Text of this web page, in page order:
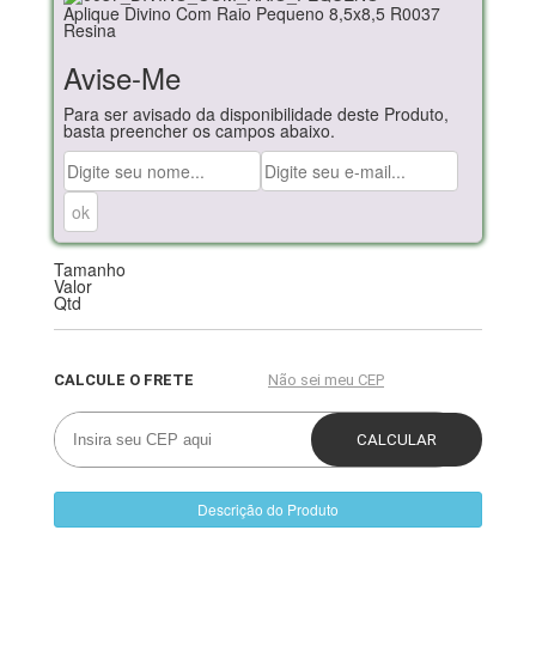
Aplique Divino Com Raio Pequeno 8,5x8,5 R0037
Resina
Avise-Me
Para ser avisado da disponibilidade deste Produto,
basta preencher os campos abaixo.
Tamanho
Valor
Qtd
Descrição do Produto